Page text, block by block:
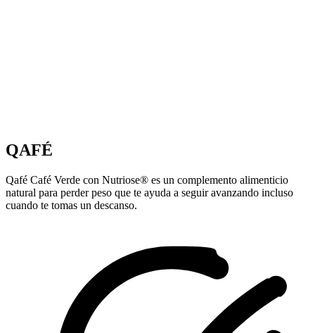
QAFÉ
Qafé Café Verde con Nutriose® es un complemento alimenticio
natural para perder peso que te ayuda a seguir avanzando incluso
cuando te tomas un descanso.